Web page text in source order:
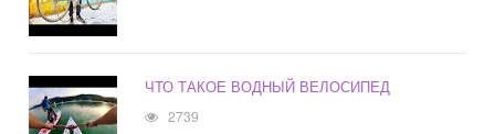
ЧТО ТАКОЕ ВОДНЫЙ ВЕЛОСИПЕД
2739